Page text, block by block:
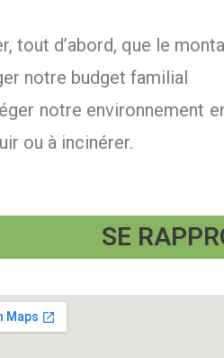
tout d’abord, que le
notre budget familial
notre environnement
ou à incinérer.
SE